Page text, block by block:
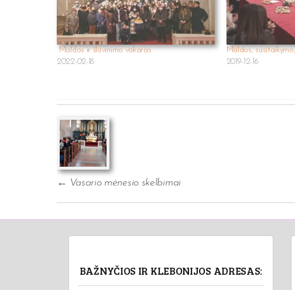
Maldos ir šlovinimo vakaras
2022-02-18
Maldos,
2019-12-16
navigation
← Vasario mėnesio skelbimai
BAŽNYČIOS IR KLEBONIJOS ADRESAS: